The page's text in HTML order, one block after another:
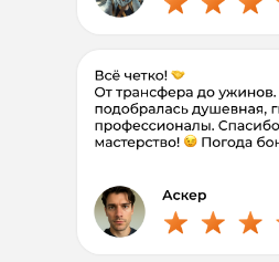
76.900₽
Полная программа
первый взнос 15.000 ₽
100.000
Выбрать дату